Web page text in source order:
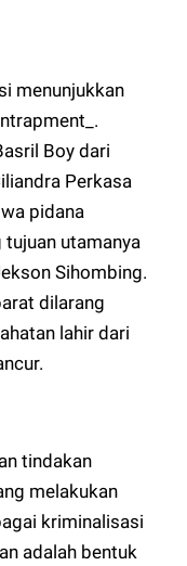
menunjukkan
Boy dari
Perkasa
pidana
utamanya
Sihombing.
dilarang
lahir dari
tindakan
melakukan
kriminalisasi
adalah bentuk